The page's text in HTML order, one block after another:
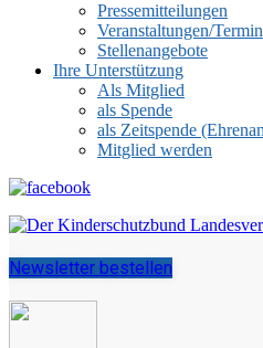
Pressemitteilungen
Veranstaltungen/
Stellenangebote
Ihre Unterstützung
Als Mitglied
als Spende
als Zeitspende
Mitglied werden
Newsletter bestellen